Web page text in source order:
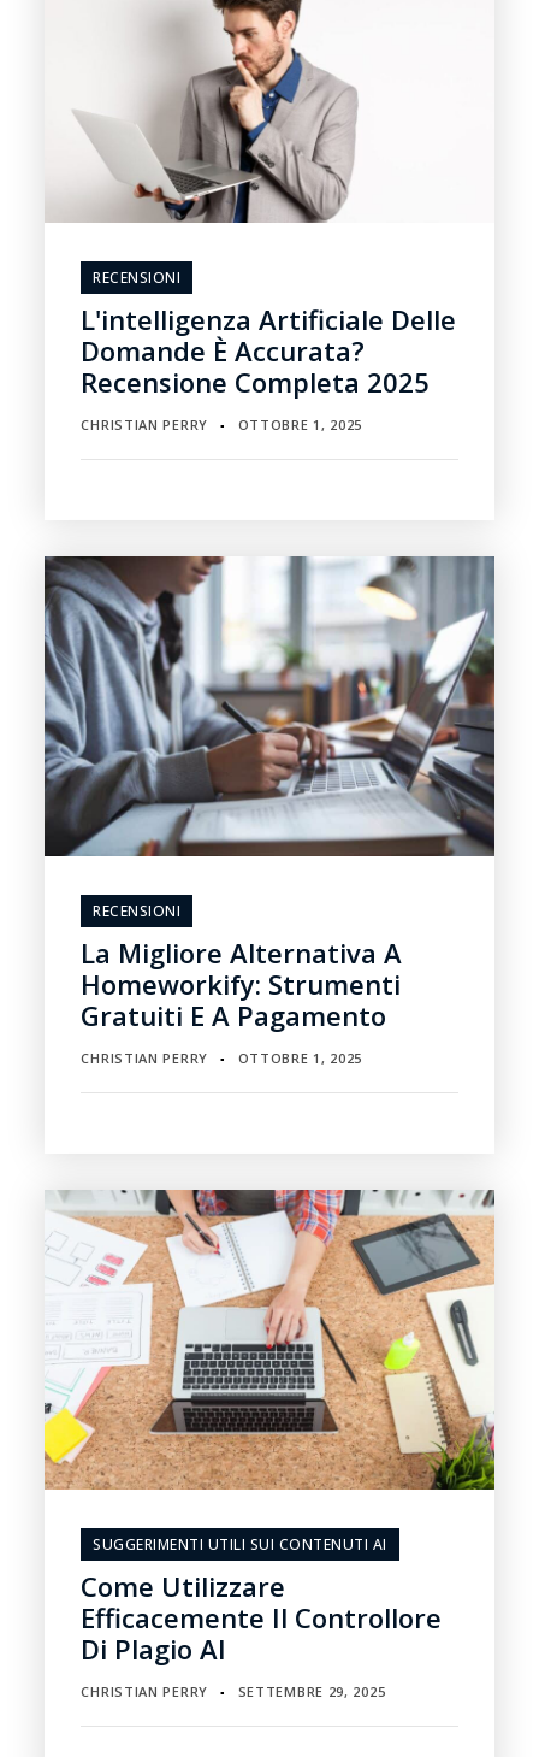
RECENSIONI
L'intelligenza Artificiale Delle
Domande È Accurata?
Recensione Completa 2025
CHRISTIAN PERRY ▪ OTTOBRE 1, 2025
RECENSIONI
La Migliore Alternativa A
Homeworkify: Strumenti
Gratuiti E A Pagamento
CHRISTIAN PERRY ▪ OTTOBRE 1, 2025
SUGGERIMENTI UTILI SUI CONTENUTI AI
Come Utilizzare
Efficacemente Il Controllore
Di Plagio AI
CHRISTIAN PERRY ▪ SETTEMBRE 29, 2025